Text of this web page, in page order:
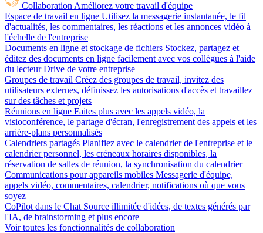
Collaboration Améliorez votre travail d'équipe
Espace de travail en ligne Utilisez la messagerie instantanée, le fil
d'actualités, les commentaires, les réactions et les annonces vidéo à
l'échelle de l'entreprise
Documents en ligne et stockage de fichiers Stockez, partagez et
éditez des documents en ligne facilement avec vos collègues à l'aide
du lecteur Drive de votre entreprise
Groupes de travail Créez des groupes de travail, invitez des
utilisateurs externes, définissez les autorisations d'accès et travaillez
sur des tâches et projets
Réunions en ligne Faites plus avec les appels vidéo, la
visioconférence, le partage d'écran, l'enregistrement des appels et les
arrière-plans personnalisés
Calendriers partagés Planifiez avec le calendrier de l'entreprise et le
calendrier personnel, les créneaux horaires disponibles, la
réservation de salles de réunion, la synchronisation du calendrier
Communications pour appareils mobiles Messagerie d'équipe,
appels vidéo, commentaires, calendrier, notifications où que vous
soyez
CoPilot dans le Chat Source illimitée d'idées, de textes générés par
l'IA, de brainstorming et plus encore
Voir toutes les fonctionnalités de collaboration